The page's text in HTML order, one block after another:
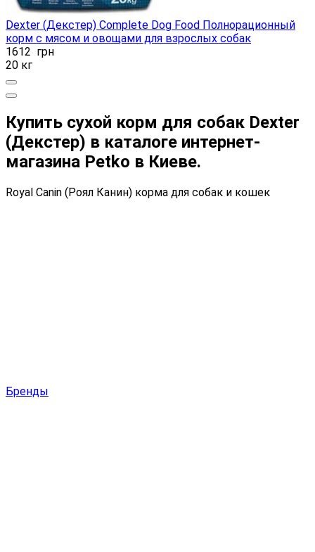
Dexter (Декстер) Сomplete Dog Food Полнорационный
корм с мясом и овощами для взрослых собак
1612 грн
20 кг
Купить сухой корм для собак Dexter
(Декстер) в каталоге интернет-
магазина Petko в Киеве.
Royal Canin (Роял Канин) корма для собак и кошек
Бренды